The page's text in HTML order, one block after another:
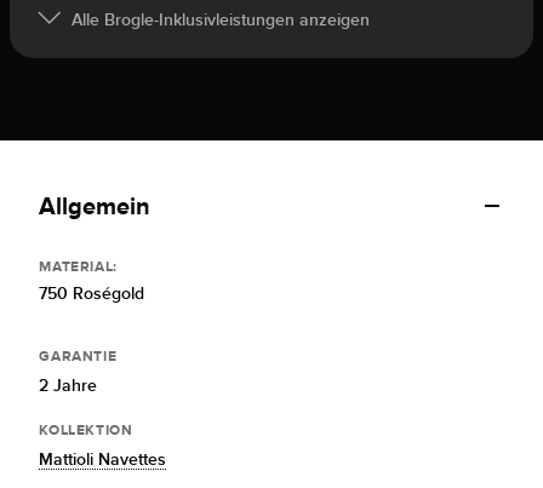
Alle Brogle-Inklusivleistungen anzeigen
Allgemein
MATERIAL:
750 Roségold
GARANTIE
2 Jahre
KOLLEKTION
Mattioli Navettes